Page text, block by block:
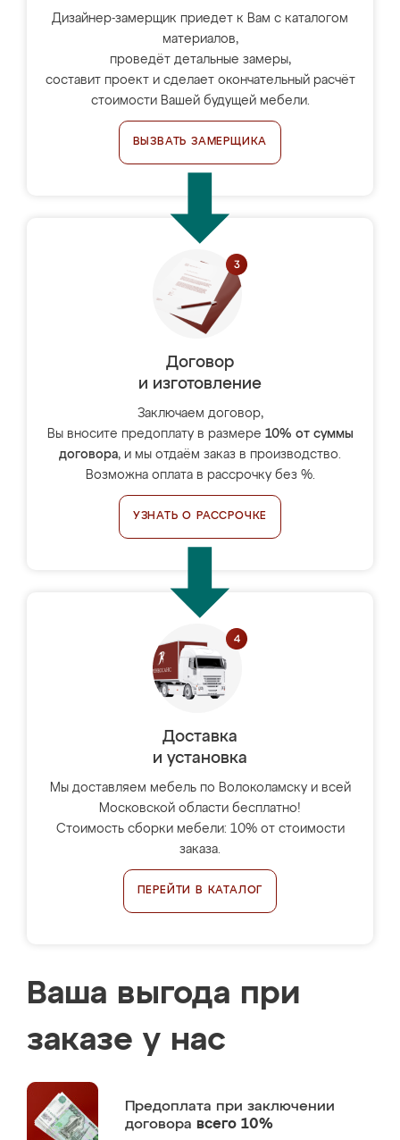
Дизайнер-замерщик приедет к Вам с каталогом
материалов,
проведёт детальные замеры,
составит проект и сделает окончательный расчёт
стоимости Вашей будущей мебели.
ВЫЗВАТЬ ЗАМЕРЩИКА
Договор
и изготовление
Заключаем договор,
Вы вносите предоплату в размере 10% от суммы
договора, и мы отдаём заказ в производство.
Возможна оплата в рассрочку без %.
УЗНАТЬ О РАССРОЧКЕ
Доставка
и установка
Мы доставляем мебель по Волоколамску и всей
Московской области бесплатно!
Стоимость сборки мебели: 10% от стоимости
заказа.
ПЕРЕЙТИ В КАТАЛОГ
Ваша выгода при
заказе у нас
Предоплата при заключении
договора всего 10%